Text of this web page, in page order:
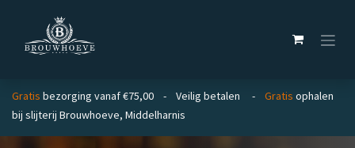
Gratis bezorging vanaf €75,00 - Veilig betalen - Gratis ophalen
bij slijterij Brouwhoeve, Middelharnis